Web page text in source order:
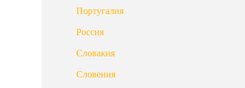
Португалия
Россия
Словакия
Словения